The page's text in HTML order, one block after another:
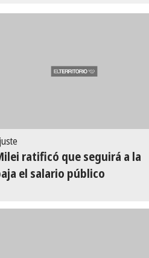
ratificó que seguirá a la
el salario público